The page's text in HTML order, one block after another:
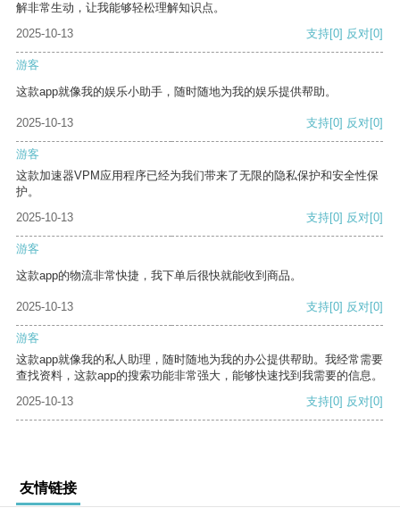
解非常生动，让我能够轻松理解知识点。
2025-10-13
支持[0] 反对[0]
游客
这款app就像我的娱乐小助手，随时随地为我的娱乐提供帮助。
2025-10-13 支持[0] 反对[0]
游客
这款加速器VPM应用程序已经为我们带来了无限的隐私保护和安全性保
护。
2025-10-13
支持[0] 反对[0]
游客
这款app的物流非常快捷，我下单后很快就能收到商品。
2025-10-13 支持[0] 反对[0]
游客
这款app就像我的私人助理，随时随地为我的办公提供帮助。我经常需要
查找资料，这款app的搜索功能非常强大，能够快速找到我需要的信息。
2025-10-13
支持[0] 反对[0]
友情链接